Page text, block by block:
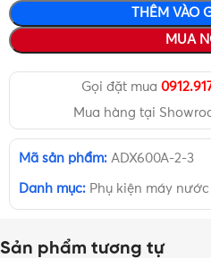
THÊM VÀO
MUA
Gọi đặt mua
Mua hàng tại
Mã sản phẩm:ADX600A-2-3
Danh mục: Phụ kiện máy
Sản phẩm tương tự